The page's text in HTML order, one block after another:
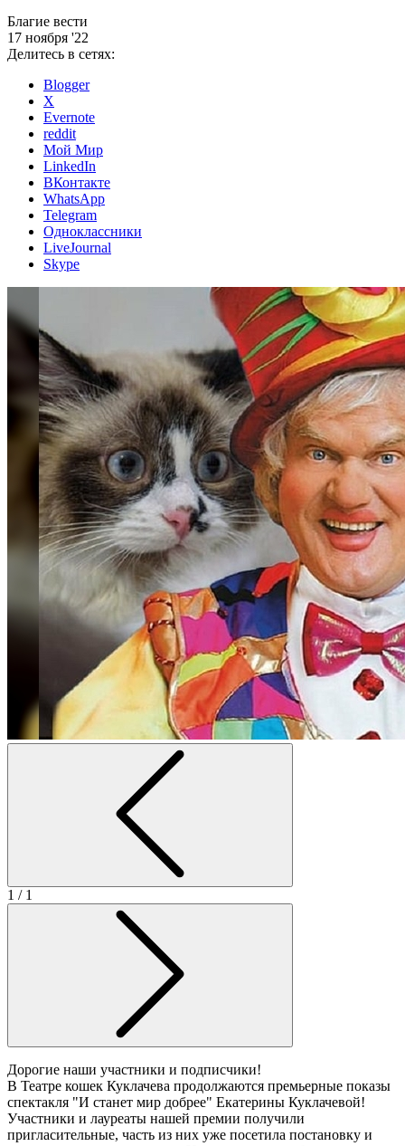
Благие вести
17 ноября '22
Делитесь в сетях:
Blogger
X
Evernote
reddit
Мой Мир
LinkedIn
ВКонтакте
WhatsApp
Telegram
Одноклассники
LiveJournal
Skype
1 / 1
Дорогие наши участники и подписчики!
В Театре кошек Куклачева продолжаются премьерные показы
спектакля "И станет мир добрее" Екатерины Куклачевой!
Участники и лауреаты нашей премии получили
пригласительные, часть из них уже посетила постановку и